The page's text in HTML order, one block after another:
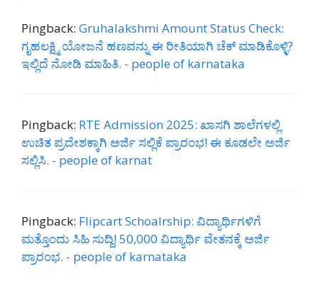
Pingback: Gruhalakshmi Amount Status Check:
ಗೃಹಲಕ್ಷ್ಮಿ ಯೋಜನೆ ಹಣವನ್ನು ಈ ರೀತಿಯಾಗಿ ಚೆಕ್ ಮಾಡಿಕೊಳ್ಳಿ?
ಇಲ್ಲಿದೆ ನೋಡಿ ಮಾಹಿತಿ. - people of karnataka
Pingback: RTE Admission 2025: ಖಾಸಗಿ ಶಾಲೆಗಳಲ್ಲಿ
ಉಚಿತ ಪ್ರದೇಶಕ್ಕಾಗಿ ಅರ್ಜಿ ಸಲ್ಲಿಕೆ ಪ್ರಾರಂಭ! ಈ ಕೂಡಲೇ ಅರ್ಜಿ
ಸಲ್ಲಿಸಿ. - people of karnat
Pingback: Flipcart Schoalrship: ವಿದ್ಯಾರ್ಥಿಗಳಿಗೆ
ಮತ್ತೊಂದು ಸಿಹಿ ಸುದ್ದಿ! 50,000 ವಿದ್ಯಾರ್ಥಿ ವೇತನಕ್ಕೆ ಅರ್ಜಿ
ಪ್ರಾರಂಭ. - people of karnataka